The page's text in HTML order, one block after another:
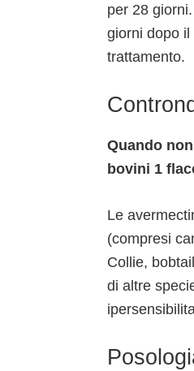
per 28
giorni dopo
trattamento.
Quando
bovini 1
Le
(compresi
Collie,
di altre